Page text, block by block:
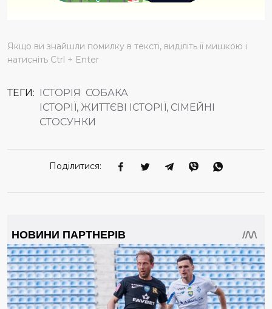
Якщо ви знайшли помилку в тексті, виділіть її мишкою і
натисніть Ctrl + Enter
ТЕГИ: ІСТОРІЯ СОБАКА
ІСТОРІЇ, ЖИТТЄВІ ІСТОРІЇ, СІМЕЙНІ
СТОСУНКИ
Поділитися: